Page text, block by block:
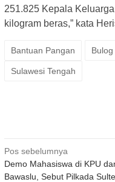
251.825 Kepala
kilogram beras,” kata
Bantuan Pangan
Sulawesi Tengah
Navigasi
pos
Pos sebelumnya
Demo Mahasiswa di KPU
Bawaslu, Sebut Pilkada